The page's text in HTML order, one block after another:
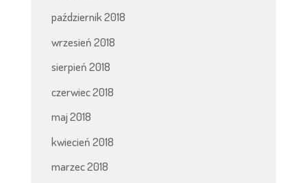
październik 2018
wrzesień 2018
sierpień 2018
czerwiec 2018
maj 2018
kwiecień 2018
marzec 2018